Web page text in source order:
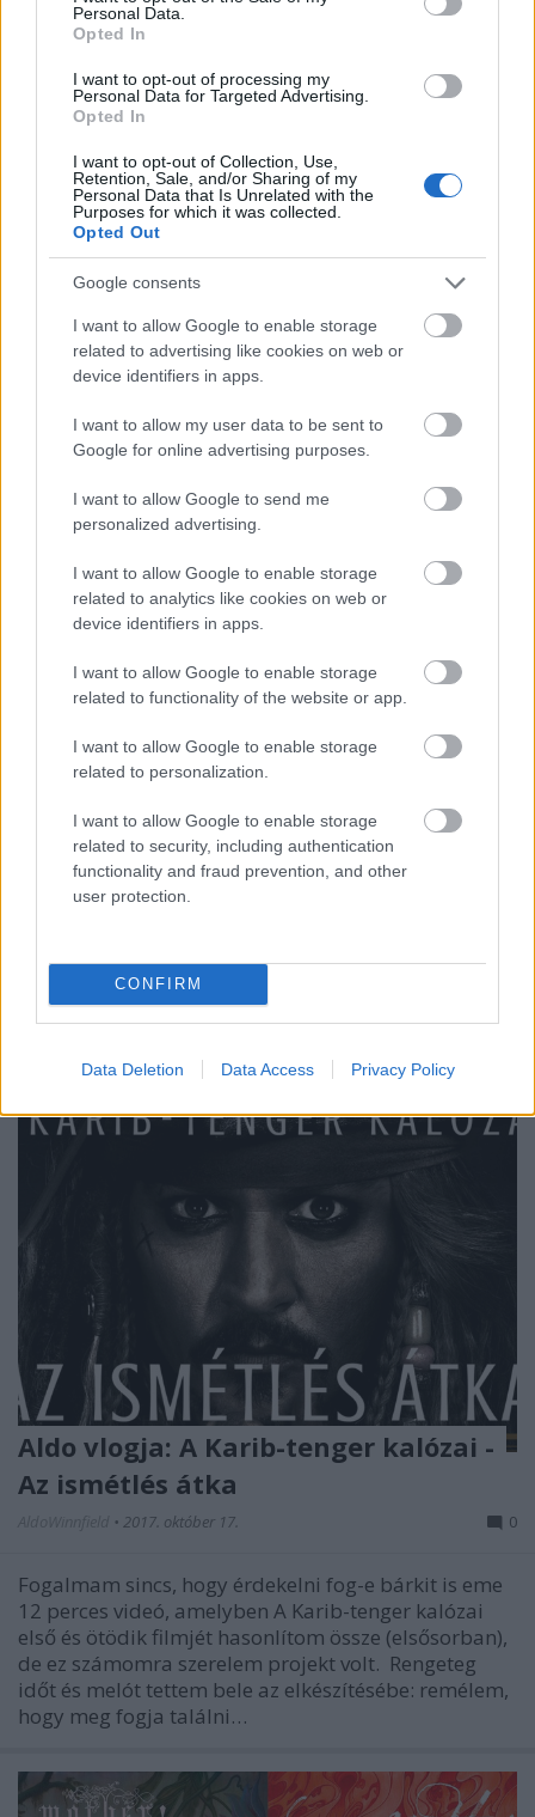
Personal Data.
Opted In
I want to opt-out of processing my
Personal Data for Targeted Advertising.
Opted In
I want to opt-out of Collection, Use,
Retention, Sale, and/or Sharing of my
Personal Data that Is Unrelated with the
Purposes for which it was collected.
Opted Out
Google consents
I want to allow Google to enable storage
related to advertising like cookies on web or
device identifiers in apps.
I want to allow my user data to be sent to
Google for online advertising purposes.
I want to allow Google to send me
personalized advertising.
I want to allow Google to enable storage
related to analytics like cookies on web or
device identifiers in apps.
I want to allow Google to enable storage
related to functionality of the website or app.
I want to allow Google to enable storage
related to personalization.
I want to allow Google to enable storage
related to security, including authentication
functionality and fraud prevention, and other
user protection.
CONFIRM
Data Deletion Data Access Privacy Policy
hannigabi•2017. október 18.
Miután 1962-ben a Csehszlovák Kommunista Párt
elismeri a sztálinizmus bűneit és 1963-ban kiadják
eredeti nyelven Franz Kafka műveit, a filmkészítés és
vele együtt minden művészeti ág – javarészt –
megszabadul a cenzúra béklyójától és szellemi
pezsgés veszi kezdetét…
Könyvkritika: Ziemowit Szczerek: Jön
Mordor és felfal minket, avagy a
Hardcore vadkeleti utazás a közép-kelet-
FilmBaráth•2017. október 17.
Ki gondolta volna, hogy egy hardcore vadkeleti körút
történő kiszínezésével megírt történethez), de
nagyon megtetszett a műfaj, Szczerek úgy tudta
visszaadni a közép-kelet-európaiság…
Aldo vlogja: A Karib-tenger kalózai -
Az ismétlés átka
• 2017. október 17. 0
Fogalmam sincs, hogy érdekelni fog-e bárkit is eme
12 perces videó, amelyben A Karib-tenger kalózai
első és ötödik filmjét hasonlítom össze (elsősorban),
de ez számomra szerelem projekt volt. Rengeteg
időt és melót tettem bele az elkészítésébe: remélem,
hogy meg fogja találni…